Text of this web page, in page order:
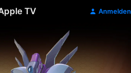
TV Anmelden